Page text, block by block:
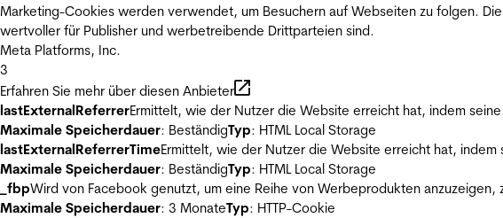
Marketing-Cookies werden verwendet, um Besuchern auf Webseiten zu folgen.
wertvoller für Publisher und werbetreibende Drittparteien sind.
Meta Platforms, Inc.
3
Erfahren Sie mehr über diesen Anbieter
lastExternalReferrerErmittelt, wie der Nutzer die Website erreicht hat, indem
Maximale Speicherdauer: BeständigTyp: HTML Local Storage
lastExternalReferrerTimeErmittelt, wie der Nutzer die Website erreicht hat,
Maximale Speicherdauer: BeständigTyp: HTML Local Storage
_fbpWird von Facebook genutzt, um eine Reihe von Werbeprodukten
Maximale Speicherdauer: 3 MonateTyp: HTTP-Cookie